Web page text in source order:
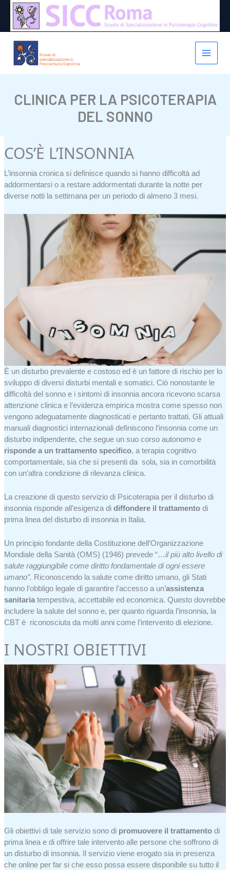
contenuto
CLINICA PER LA PSICOTERAPIA
DEL SONNO
COS’È L’INSONNIA
L’insonnia cronica si definisce quando si hanno difficoltà ad
addormentarsi o a restare addormentati durante la notte per
diverse notti la settimana per un periodo di almeno 3 mesi.
È un disturbo prevalente e costoso ed è un fattore di rischio per lo
sviluppo di diversi disturbi mentali e somatici. Ciò nonostante le
difficoltà del sonno e i sintomi di insonnia ancora ricevono scarsa
attenzione clinica e l’evidenza empirica mostra come spesso non
vengono adeguatamente diagnosticati e pertanto trattati. Gli attuali
manuali diagnostici internazionali definiscono l’insonnia come un
disturbo indipendente, che segue un suo corso autonomo e
risponde a un trattamento specifico, a terapia cognitivo
comportamentale, sia che si presenti da sola, sia in comorbilità
con un’altra condizione di rilevanza clinica.
La creazione di questo servizio di Psicoterapia per il disturbo di
insonnia risponde all’esigenza didiffondere il trattamento di
prima linea del disturbo di insonnia in Italia.
Un principio fondante della Costituzione dell’Organizzazione
Mondiale della Sanità (OMS) (1946) prevede “…il più alto livello di
salute raggiungibile come diritto fondamentale di ogni essere
umano”. Riconoscendo la salute come diritto umano, gli Stati
hanno l’obbligo legale di garantire l’accesso a un’assistenza
sanitaria tempestiva, accettabile ed economica. Questo dovrebbe
includere la salute del sonno e, per quanto riguarda l’insonnia, la
CBT è riconosciuta da molti anni come l’intervento di elezione.
I NOSTRI OBIETTIVI
Gli obiettivi di tale servizio sono di promuovere il trattamento di
prima linea e di offrire tale intervento alle persone che soffrono di
un disturbo di insonnia. Il servizio viene erogato sia in presenza
che online per far si che esso possa essere disponibile su tutto il